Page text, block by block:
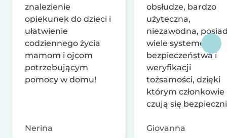
znalezienie
opiekunek do dzieci i
ułatwienie
codziennego życia
mamom i ojcom
potrzebującym
pomocy w domu!
Nerina
obsłudze, bardzo
użyteczna,
niezawodna,
wiele systemów
bezpieczeństwa i
weryfikacji
tożsamości, dzięki
którym członkowie
czują się
Giovanna